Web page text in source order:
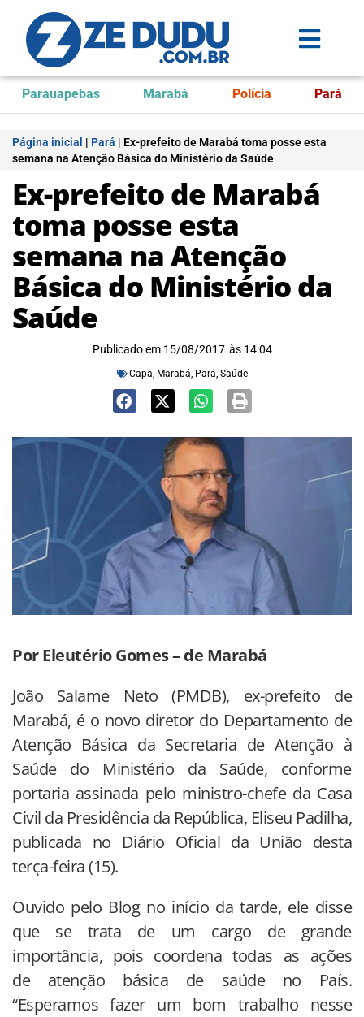
Parauapebas Marabá Polícia Pará
Página inicial | Pará | Ex-prefeito de Marabá toma posse esta
semana na Atenção Básica do Ministério da Saúde
Ex-prefeito de Marabá
toma posse esta
semana na Atenção
Básica do Ministério da
Saúde
Publicado em 15/08/2017 às 14:04
Capa, Marabá, Pará, Saúde
Por Eleutério Gomes – de Marabá
João Salame Neto (PMDB), ex-prefeito de
Marabá, é o novo diretor do Departamento de
Atenção Básica da Secretaria de Atenção à
Saúde do Ministério da Saúde, conforme
portaria assinada pelo ministro-chefe da Casa
Civil da Presidência da República, Eliseu Padilha,
publicada no Diário Oficial da União desta
terça-feira (15).
Ouvido pelo Blog no início da tarde, ele disse
que se trata de um cargo de grande
importância, pois coordena todas as ações
de atenção básica de saúde no País.
“Esperamos fazer um bom trabalho nesse